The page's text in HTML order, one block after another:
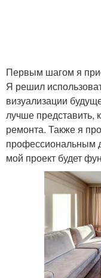
Первым шагом я
Я решил
визуализации
лучше представить,
ремонта. Также я
профессиональным
мой проект будет